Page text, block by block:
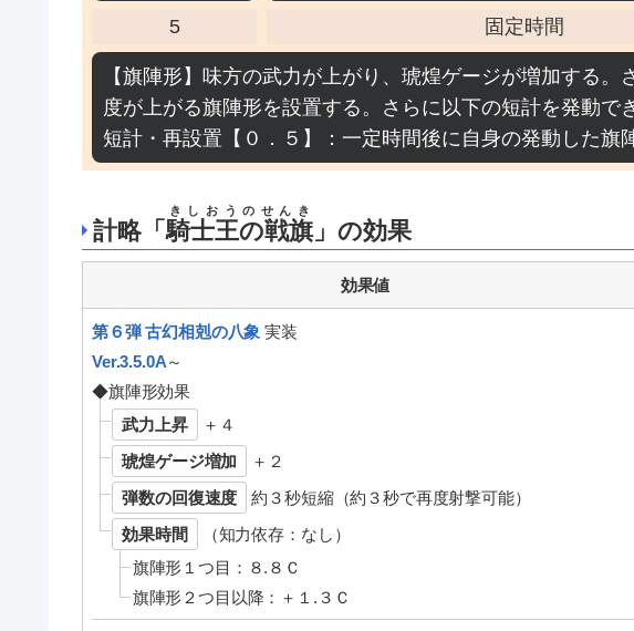
5 固定時間
【旗陣形】味方の武力が上がり、琥煌ゲージが増加する
度が上がる旗陣形を設置する。さらに以下の短計を発動で
短計・再設置【０．５】：一定時間後に自身の発動した旗
計略「騎士王の戦旗
きしおうのせんき
」の効果
効果値
第６弾 古幻相剋の八象 実装
Ver.3.5.0A～
◆旗陣形効果
武力上昇
＋４
琥煌ゲージ増加
＋２
弾数の回復速度
約３秒短縮（約３秒で再度射撃可能）
効果時間
（知力依存：なし）
旗陣形１つ目：８.８Ｃ
旗陣形２つ目以降：＋１.３Ｃ